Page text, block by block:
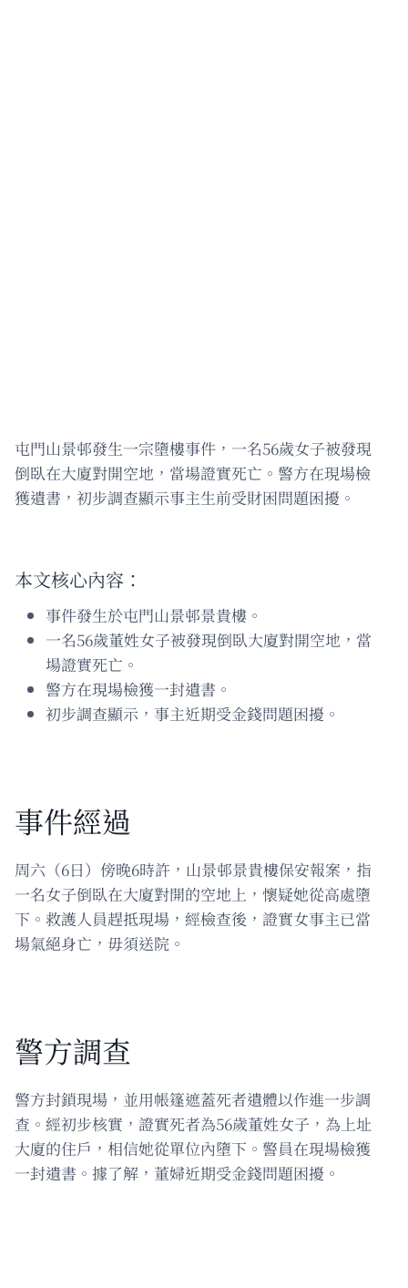
屯門山景邨發生一宗墮樓事件，一名56歲女子被發現
倒臥在大廈對開空地，當場證實死亡。警方在現場檢
獲遺書，初步調查顯示事主生前受財困問題困擾。
本文核心內容：
事件發生於屯門山景邨景貴樓。
一名56歲董姓女子被發現倒臥大廈對開空地，當
場證實死亡。
警方在現場檢獲一封遺書。
初步調查顯示，事主近期受金錢問題困擾。
事件經過
周六（6日）傍晚6時許，山景邨景貴樓保安報案，指
一名女子倒臥在大廈對開的空地上，懷疑她從高處墮
下。救護人員趕抵現場，經檢查後，證實女事主已當
場氣絕身亡，毋須送院。
警方調查
警方封鎖現場，並用帳篷遮蓋死者遺體以作進一步調
查。經初步核實，證實死者為56歲董姓女子，為上址
大廈的住戶，相信她從單位內墮下。警員在現場檢獲
一封遺書。據了解，董婦近期受金錢問題困擾。